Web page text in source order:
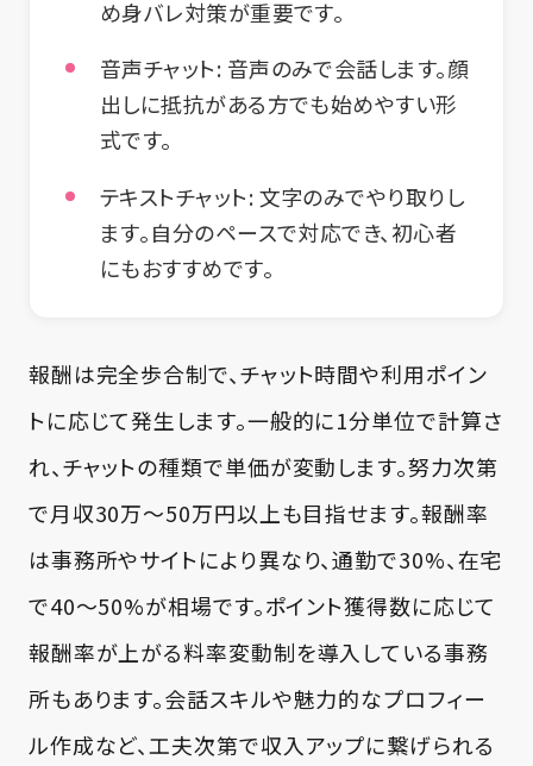
め身バレ対策が重要です。
音声チャット: 音声のみで会話します。顔
出しに抵抗がある方でも始めやすい形
式です。
テキストチャット:文字のみでやり取りし
ます。自分のペースで対応でき、初心者
にもおすすめです。
報酬は完全歩合制で、チャット時間や利用ポイン
トに応じて発生します。一般的に1分単位で計算さ
れ、チャットの種類で単価が変動します。努力次第
で月収30万〜50万円以上も目指せます。報酬率
は事務所やサイトにより異なり、通勤で30%、在宅
で40〜50%が相場です。ポイント獲得数に応じて
報酬率が上がる料率変動制を導入している事務
所もあります。会話スキルや魅力的なプロフィー
ル作成など、工夫次第で収入アップに繋げられる